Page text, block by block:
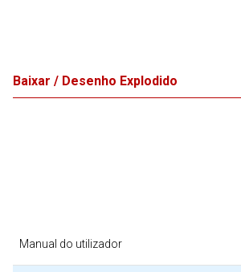
Baixar / Desenho Explodido
Manual do utilizador